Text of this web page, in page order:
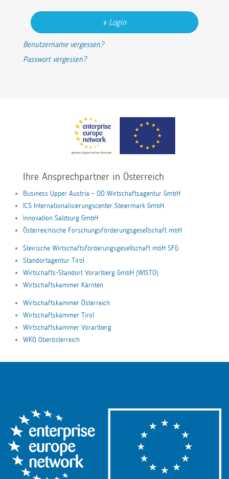
Login
Benutzername vergessen?
Passwort vergessen?
Ihre Ansprechpartner in Österreich
Business Upper Austria – OÖ Wirtschaftsagentur GmbH
ICS Internationalisierungscenter Steiermark GmbH
Innovation Salzburg GmbH
Österreichische Forschungsförderungsgesellschaft mbH
Steirische Wirtschaftsförderungsgesellschaft mbH SFG
Standortagentur Tirol
Wirtschafts-Standort Vorarlberg GmbH (WISTO)
Wirtschaftskammer Kärnten
Wirtschaftskammer Österreich
Wirtschaftskammer Tirol
Wirtschaftskammer Vorarlberg
WKO Oberösterreich